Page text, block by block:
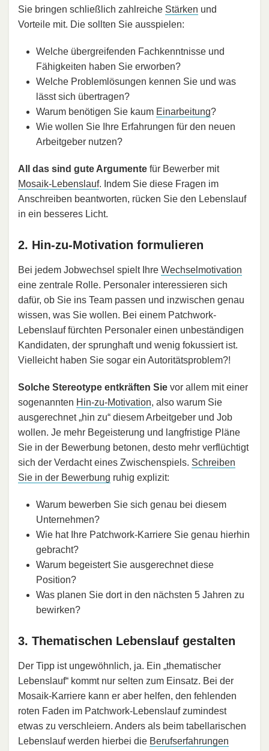
Sie bringen schließlich zahlreiche Stärken und
Vorteile mit. Die sollten Sie ausspielen:
Welche übergreifenden Fachkenntnisse und
Fähigkeiten haben Sie erworben?
Welche Problemlösungen kennen Sie und was
lässt sich übertragen?
Warum benötigen Sie kaum Einarbeitung?
Wie wollen Sie Ihre Erfahrungen für den neuen
Arbeitgeber nutzen?
All das sind gute Argumente für Bewerber mit
Mosaik-Lebenslauf. Indem Sie diese Fragen im
Anschreiben beantworten, rücken Sie den Lebenslauf
in ein besseres Licht.
2. Hin-zu-Motivation formulieren
Bei jedem Jobwechsel spielt Ihre Wechselmotivation
eine zentrale Rolle. Personaler interessieren sich
dafür, ob Sie ins Team passen und inzwischen genau
wissen, was Sie wollen. Bei einem Patchwork-
Lebenslauf fürchten Personaler einen unbeständigen
Kandidaten, der sprunghaft und wenig fokussiert ist.
Vielleicht haben Sie sogar ein Autoritätsproblem?!
Solche Stereotype entkräften Sie vor allem mit einer
sogenannten Hin-zu-Motivation, also warum Sie
ausgerechnet „hin zu“ diesem Arbeitgeber und Job
wollen. Je mehr Begeisterung und langfristige Pläne
Sie in der Bewerbung betonen, desto mehr verflüchtigt
sich der Verdacht eines Zwischenspiels. Schreiben
Sie in der Bewerbung ruhig explizit:
Warum bewerben Sie sich genau bei diesem
Unternehmen?
Wie hat Ihre Patchwork-Karriere Sie genau hierhin
gebracht?
Warum begeistert Sie ausgerechnet diese
Position?
Was planen Sie dort in den nächsten 5 Jahren zu
bewirken?
3. Thematischen Lebenslauf gestalten
Der Tipp ist ungewöhnlich, ja. Ein „thematischer
Lebenslauf“ kommt nur selten zum Einsatz. Bei der
Mosaik-Karriere kann er aber helfen, den fehlenden
roten Faden im Patchwork-Lebenslauf zumindest
etwas zu verschleiern. Anders als beim tabellarischen
Lebenslauf werden hierbei die Berufserfahrungen